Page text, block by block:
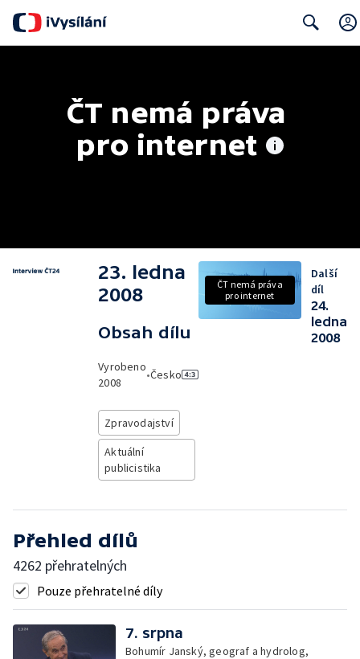
ČT nemá práva
pro internet
23. ledna
2008
Obsah dílu
Vyrobeno
2008
•Česko
Zpravodajství
Aktuální
publicistika
ČT nemá práva
pro internet
Další
díl
24.
ledna
2008
Přehled dílů
4262 přehratelných
Pouze přehratelné díly
7. srpna
Bohumír Janský, geograf a hydrolog,